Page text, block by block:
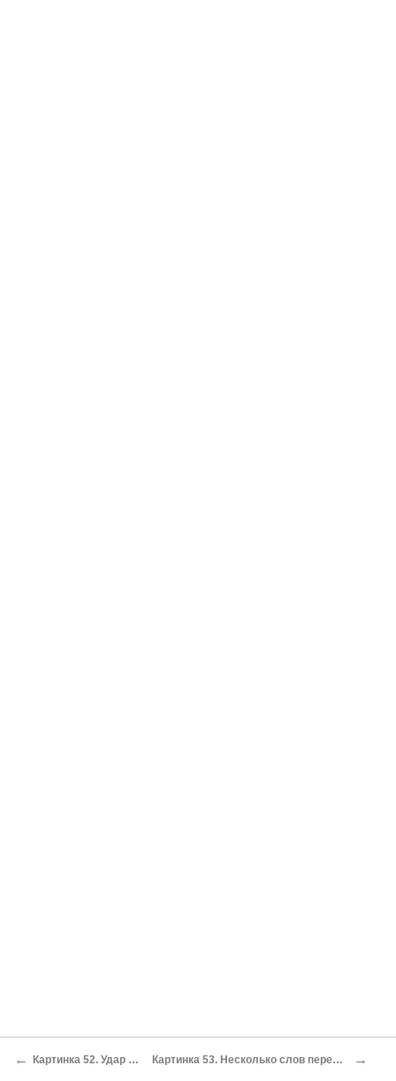
← Картинка 52. Удар «нерусских богов ». Картинка 53. Несколько слов перед началом новозаветных чтений . →